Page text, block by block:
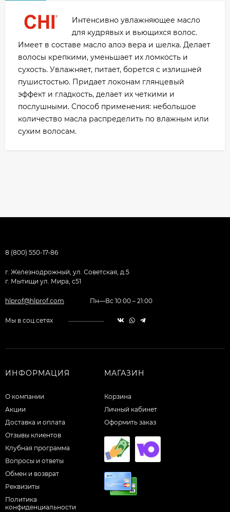
Интенсивно увлажняющее масло
для кудрявых и вьющихся волос.
Имеет в составе масло алоэ вера и шелка. Делает
волосы крепкими, уменьшает их ломкость и
сухость. Увлажняет, питает, борется с излишней
пушистостью. Придает локонам глянцевый
эффект и гладкость, делает их четкими и
послушными. Способ применения: небольшое
количество масла распределить по влажным или
сухим волосам.
8 (800) 550-17-86
г. Железнодрожный, ул. Советская, д.5
г. Мытищи ул. Мира, с51
hlprof@hlprof.com Пн—Вс 10:00 – 21:00
Мы в соц.сетях
ИНФОРМАЦИЯ
О компании
Акции
Доставка и оплата
Отзывы клиентов
Клубная программа
Вопросы и ответы
Обмен и возврат
Реквизиты
Политика
конфиденциальности
МАГАЗИН
Корзина
Личный кабинет
Оформить заказ